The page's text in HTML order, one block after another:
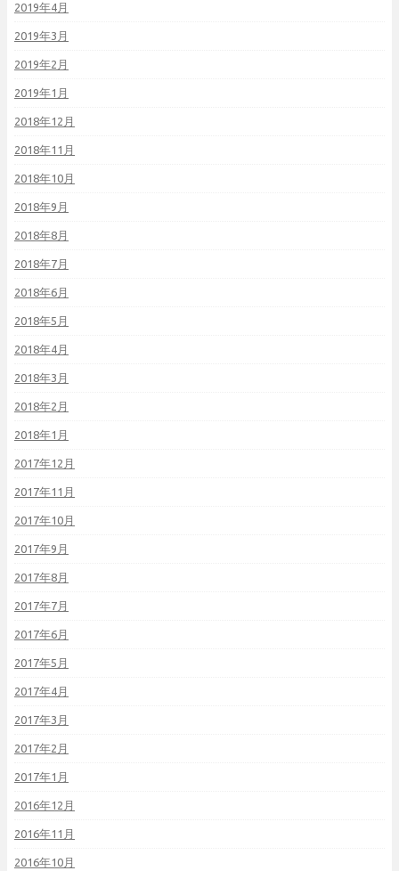
2019年4月
2019年3月
2019年2月
2019年1月
2018年12月
2018年11月
2018年10月
2018年9月
2018年8月
2018年7月
2018年6月
2018年5月
2018年4月
2018年3月
2018年2月
2018年1月
2017年12月
2017年11月
2017年10月
2017年9月
2017年8月
2017年7月
2017年6月
2017年5月
2017年4月
2017年3月
2017年2月
2017年1月
2016年12月
2016年11月
2016年10月